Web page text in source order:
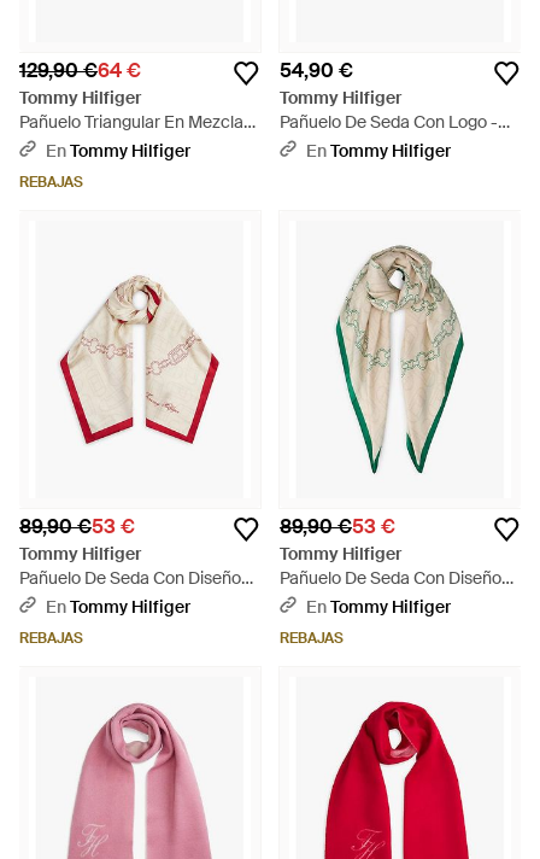
129,90 €64 €
Tommy Hilfiger
Pañuelo Triangular En Mezcla
De Cachemira - Rojo
EnTommy Hilfiger
REBAJAS
54,90 €
Tommy Hilfiger
Pañuelo De Seda Con Logo -
Blanco
EnTommy Hilfiger
89,90 €53 €
Tommy Hilfiger
Pañuelo De Seda Con Diseño
De Cadenas - Blanco
EnTommy Hilfiger
REBAJAS
89,90 €53 €
Tommy Hilfiger
Pañuelo De Seda Con Diseño
De Cadenas - Multicolor
EnTommy Hilfiger
REBAJAS